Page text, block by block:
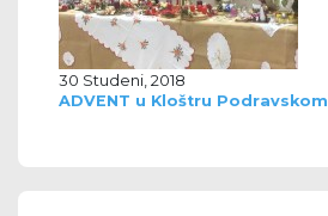
30 Studeni, 2018
ADVENT u Kloštru Podravskom